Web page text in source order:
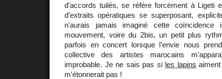
d'accords tuilés, se réfère forcément à Ligeti
d'extraits opératiques se superposant,
n'aurais jamais imaginé cette coïncidence
mouvement, voire du 2bis, un petit plus
parfois en concert lorsque l'envie nous
collective des artistes marocains
improbable. Je ne sais pas si les lapins
m'étonnerait pas !